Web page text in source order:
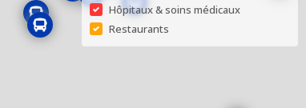
Hôpitaux & soins médicaux
Restaurants